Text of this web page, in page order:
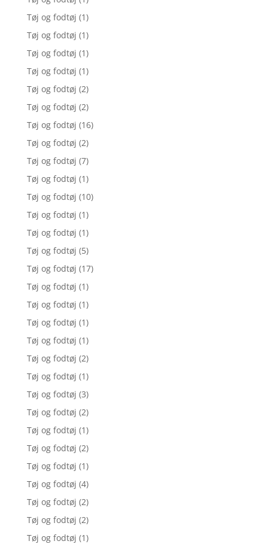
Tøj og fodtøj (1)
Tøj og fodtøj (1)
Tøj og fodtøj (1)
Tøj og fodtøj (1)
Tøj og fodtøj (2)
Tøj og fodtøj (2)
Tøj og fodtøj (16)
Tøj og fodtøj (2)
Tøj og fodtøj (7)
Tøj og fodtøj (1)
Tøj og fodtøj (10)
Tøj og fodtøj (1)
Tøj og fodtøj (1)
Tøj og fodtøj (5)
Tøj og fodtøj (17)
Tøj og fodtøj (1)
Tøj og fodtøj (1)
Tøj og fodtøj (1)
Tøj og fodtøj (1)
Tøj og fodtøj (2)
Tøj og fodtøj (1)
Tøj og fodtøj (3)
Tøj og fodtøj (2)
Tøj og fodtøj (1)
Tøj og fodtøj (2)
Tøj og fodtøj (1)
Tøj og fodtøj (4)
Tøj og fodtøj (2)
Tøj og fodtøj (2)
Tøj og fodtøj (1)